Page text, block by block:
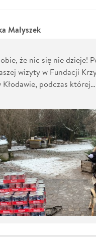
Małyszek
że nic się nie dzieje!
wizyty w Fundacji
podczas której…